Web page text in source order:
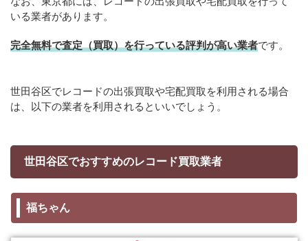
いる業者があります。
完全無料で査定（買取）を行っている評判が高い業者です。
世田谷区でレコードの出張買取や宅配買取を利用される場合
は、以下の業者を利用されるといいでしょう。
世田谷区でおすすめのレコード買取業者
福ちゃん